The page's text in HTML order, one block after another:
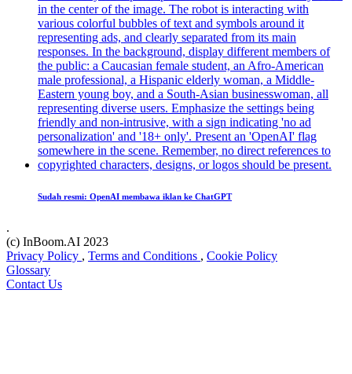
Sudah resmi: OpenAI membawa iklan ke ChatGPT
.
(c) InBoom.AI 2023
Privacy Policy , Terms and Conditions , Cookie Policy
Glossary
Contact Us